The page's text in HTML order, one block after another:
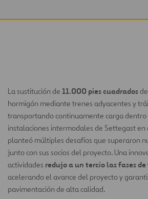
La sustitución de 11.000 pies cuadrados
hormigón mediante trenes adyacentes y
transportando continuamente carga dentro
instalaciones intermodales de Settegast en
planteó múltiples desafíos que superaron
junto con sus socios del proyecto. Una
actividades redujo a un tercio las fases
acelerando el avance del proyecto y
pavimentación de alta calidad.